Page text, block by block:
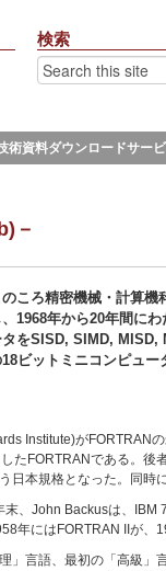
検索
術資料ダウンロードサー
－
ころ精密機械・計算
、1968年から20年間に
をSISD, SIMD, MISD,
ビットミニコンピュー
Institute)がFORTRAN
たFORTRANである。
日本規格となった。同
、John Backusは、
年にはFORTRAN IIが、
」言語、最初の「高級